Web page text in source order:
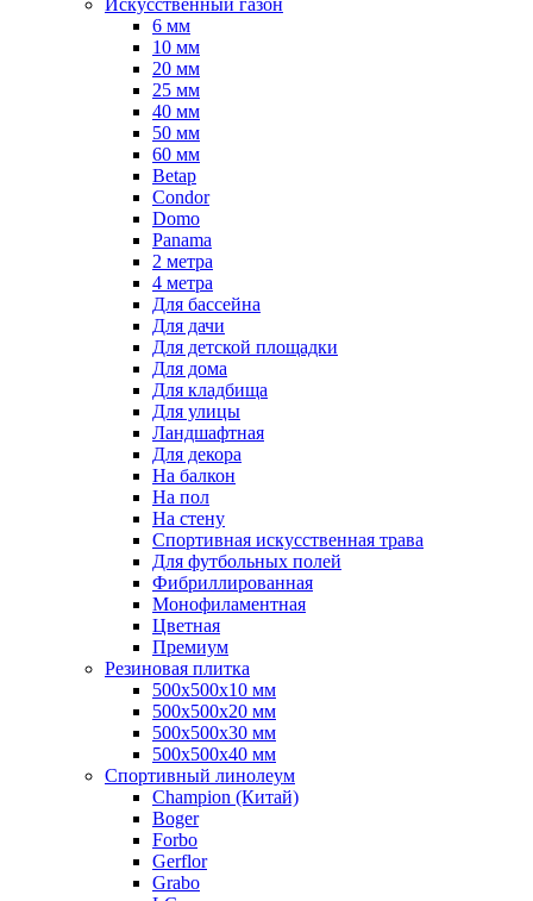
Искусственный газон
6 мм
10 мм
20 мм
25 мм
40 мм
50 мм
60 мм
Betap
Condor
Domo
Panama
2 метра
4 метра
Для бассейна
Для дачи
Для детской площадки
Для дома
Для кладбища
Для улицы
Ландшафтная
Для декора
На балкон
На пол
На стену
Спортивная искусственная трава
Для футбольных полей
Фибриллированная
Монофиламентная
Цветная
Премиум
Резиновая плитка
500х500х10 мм
500х500х20 мм
500х500х30 мм
500х500х40 мм
Спортивный линолеум
Champion (Китай)
Boger
Forbo
Gerflor
Grabo